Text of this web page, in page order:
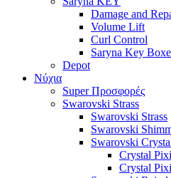
Damage and
Volume Lift
Curl Control
Saryna Key
Depot
Νύχια
Super Προσφορές
Swarovski Strass
Swarovski Strass
Swarovski
Swarovski
Crystal
Crystal